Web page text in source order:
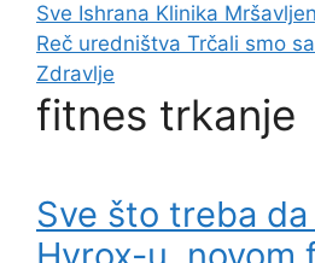
Sve Ishrana Klinika
Reč uredništva Trčali smo sa
Zdravlje
fitnes trkanje
Sve što treba